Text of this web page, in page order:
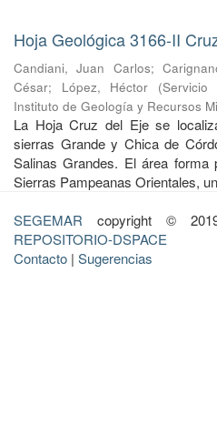
Hoja Geológica 3166-II
Candiani, Juan Carlos;
César; López, Héctor (Servicio
Instituto de Geología y Recursos
La Hoja Cruz del Eje se
sierras Grande y Chica de
Salinas Grandes. El área
Sierras Pampeanas Orientales,
SEGEMAR copyright ©
REPOSITORIO-DSPACE
Contacto | Sugerencias